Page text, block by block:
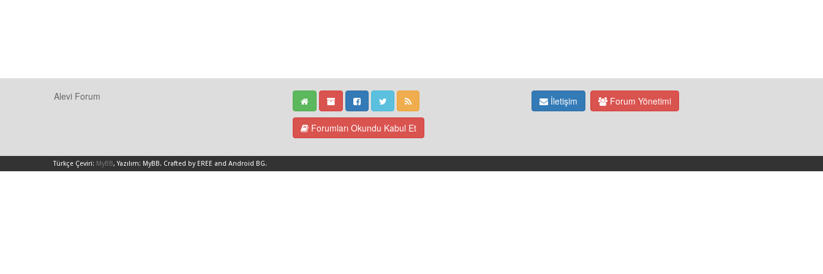
Alevi Forum
Forumları Okundu Kabul Et
İletişim Forum Yönetimi
Türkçe Çeviri: MyBB, Yazılım: MyBB. Crafted by EREE and Android BG.